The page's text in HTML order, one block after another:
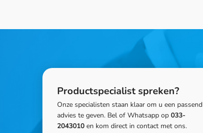
Productspecialist spreken?
Onze specialisten staan klaar om u een passend
advies te geven. Bel of Whatsapp op 033-
2043010 en kom direct in contact met ons.